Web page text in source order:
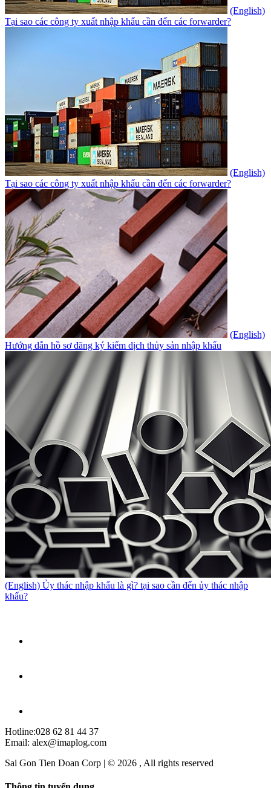
(English)
Tại sao các công ty xuất nhập khẩu cần đến các forwarder?
(English)
Tại sao các công ty xuất nhập khẩu cần đến các forwarder?
(English)
Hướng dẫn hồ sơ đăng ký kiểm dịch thủy sản nhập khẩu
(English) Ủy thác nhập khẩu là gì? tại sao cần đến ủy thác nhập
khẩu?
Hotline:028 62 81 44 37
Email: alex@imaplog.com
Sai Gon Tien Doan Corp | © 2026 , All rights reserved